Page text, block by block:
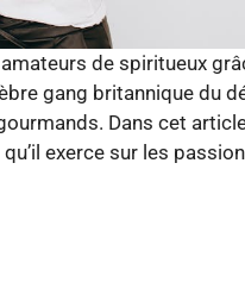
de spiritueux
gang britannique du
Dans cet
exerce sur les